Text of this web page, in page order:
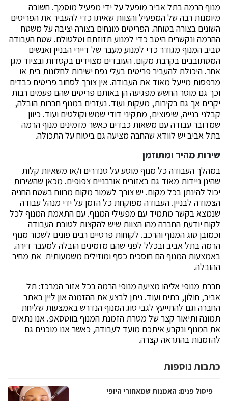
מנוף הרמה בתל אביב מופעל על ידי מפעיל מוסמך. חשובה
מיומנות רבה של המפעיל והצוות שאיתו כדי להעביר את הפריטים
השונים בצורה בטוחה. הפריטים מונחים בצורה יציבה על משטח
ההרמה ונקשרים היטב כדי למנוע תזוזתם וטלטולם. שטח העבודה
סביב המנוף מגודר כדי למנוע מעבר של דיירי הבניין ואנשים
המסתובבים בקרבת מקום. העובדים מצוידים בקסדות ובציוד מגן
אחר. היכולת להעביר פריטים בעלי נפח ישירות לחלונות בית או
מרפסות מייעל מאוד את העבודה. אין צורך לסחוב פריטים כבדים
וכך גם מוסר החשש מפגיעה הן באותם פריטים שהם פעמים רבות
יקרים אך גם בקירות, מעקות ועוד. נעזרים במנוף חברות הובלה,
קבלני בנייה, שיפוצים, מתקיני דודי שמש וקולטים ועוד. כיוון
שמדובר עבודה עם משאות כבדים כאשר מזמינים מנוף הרמה
בתל אביב יש לוודא שהחבה מציעה גם ביטוח על התכולה.
שירות מהיר ומתוזמן
במהלך העבודה כל מנוף מוסע על טנדרים ו/או משאיות קלות
שהינן ניידות מאוד גם באזורים אורבניים צפופים. מכאן שהשירות
יכול להינתן בכל מקום. יש צורך לשמור מקום מרווח בשטח החניה
הצמודה לבניין. העבודה מפוקחת כל הזמן על ידי מנהל עבודה
שנמצא בקשר מתמיד עם מפעילי המנוף. עם התאמת המנוף לכל
לקוח יודעת החברה מהו הצוות שיש להקצות לטובת העבודה
וכמובן סוג המנוף והרכב. לקוחות פרטיים רבים פונים לשכור מנוף
הרמה בתל אביב ובכלל לפני שהם מזמינים הובלה למעבר דירה.
באמצעות המנוף הם חוסכים כסף ומוזילים משמעותית את מחיר
ההובלה.
חברת מנופי אליהו מציעה מנופי הרמה בכל אזור המרכז: תל
אביב, חולון, בתים ועוד. ניתן לבצע את ההזמנה און ליין באתר
החברה וגם להתייעץ לגבי סוג המנוף הנדרש באמצעות שליחת
תמונה ותיאור קצר של מטרת הזמנת המנוף בווטסאפ. אנו נתאים
את המנוף ונקבע איתכם מועד לעבודה, כאשר אנו מוכנים גם
להזמנות בהתראה קצרה.
כתבות נוספות
פיסול פנים: האמנות שמאחורי היופי